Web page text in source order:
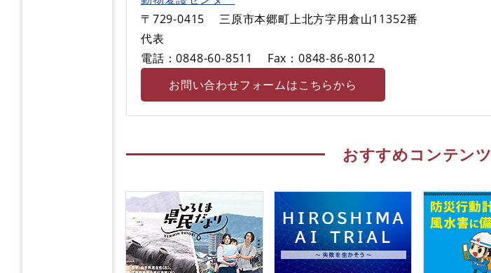
〒729-0415
三原市本郷町上北方字用倉山11352番
代表
電話：0848-60-8511
Fax：0848-86-8012
お問い合わせフォームはこちらから
おすすめコンテンツ